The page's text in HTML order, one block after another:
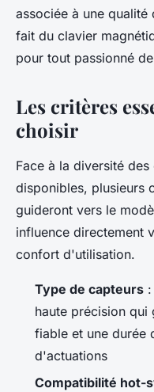
associée à une
fait du clavier
pour tout passionné
Les critères
choisir
Face à la diversité
disponibles, plusieurs
guideront vers le
influence directement
confort d'utilisation.
Type de capteurs
haute précision qui
fiable et une durée
d'actuations
Compatibilité hot-